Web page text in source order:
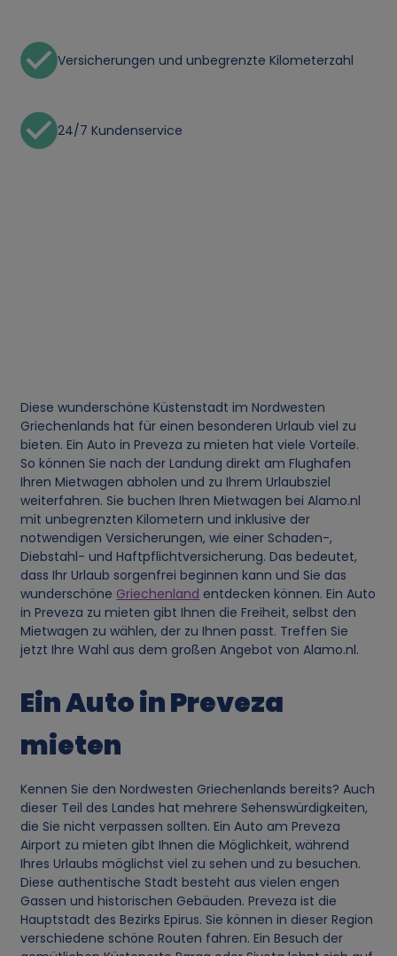
Versicherungen und unbegrenzte Kilometerzahl
24/7 Kundenservice
Diese wunderschöne Küstenstadt im Nordwesten
Griechenlands hat für einen besonderen Urlaub viel zu
bieten. Ein Auto in Preveza zu mieten hat viele Vorteile.
So können Sie nach der Landung direkt am Flughafen
Ihren Mietwagen abholen und zu Ihrem Urlaubsziel
weiterfahren. Sie buchen Ihren Mietwagen bei Alamo.nl
mit unbegrenzten Kilometern und inklusive der
notwendigen Versicherungen, wie einer Schaden-,
Diebstahl- und Haftpflichtversicherung. Das bedeutet,
dass Ihr Urlaub sorgenfrei beginnen kann und Sie das
wunderschöne Griechenland entdecken können. Ein Auto
in Preveza zu mieten gibt Ihnen die Freiheit, selbst den
Mietwagen zu wählen, der zu Ihnen passt. Treffen Sie
jetzt Ihre Wahl aus dem großen Angebot von Alamo.nl.
Ein Auto in Preveza
mieten
Kennen Sie den Nordwesten Griechenlands bereits? Auch
dieser Teil des Landes hat mehrere Sehenswürdigkeiten,
die Sie nicht verpassen sollten. Ein Auto am Preveza
Airport zu mieten gibt Ihnen die Möglichkeit, während
Ihres Urlaubs möglichst viel zu sehen und zu besuchen.
Diese authentische Stadt besteht aus vielen engen
Gassen und historischen Gebäuden. Preveza ist die
Hauptstadt des Bezirks Epirus. Sie können in dieser Region
verschiedene schöne Routen fahren. Ein Besuch der